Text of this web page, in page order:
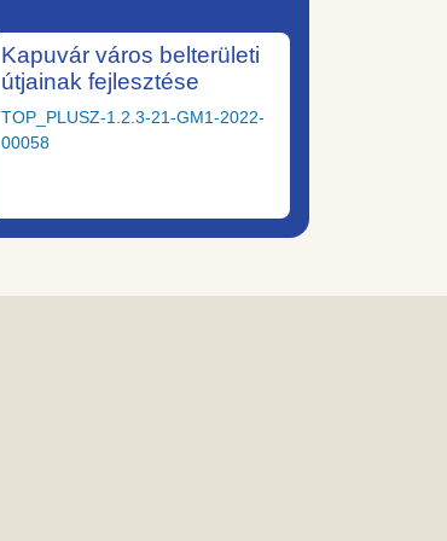
Kapuvár város belterületi
útjainak fejlesztése
TOP_PLUSZ-1.2.3-21-GM1-2022-
00058